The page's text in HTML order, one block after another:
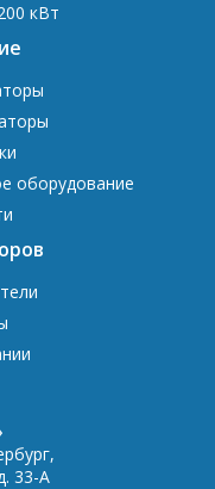
кВт
оборудование
,
33-А